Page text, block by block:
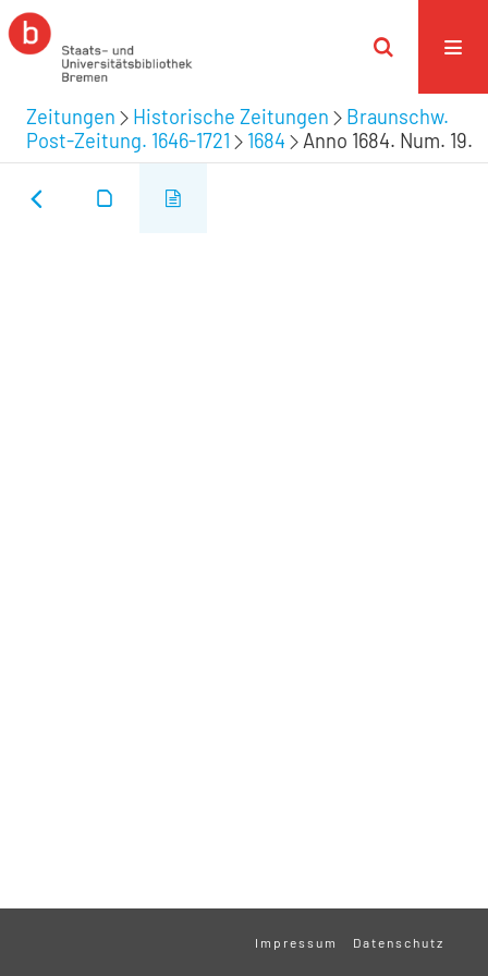
Zeitungen Historische Zeitungen
Braunschw.
Post-Zeitung. 1646-1721
1684 Anno 1684. Num. 19.
Impressum Datenschutz